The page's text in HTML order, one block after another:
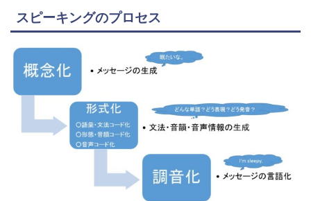
スピーキングのプロセス